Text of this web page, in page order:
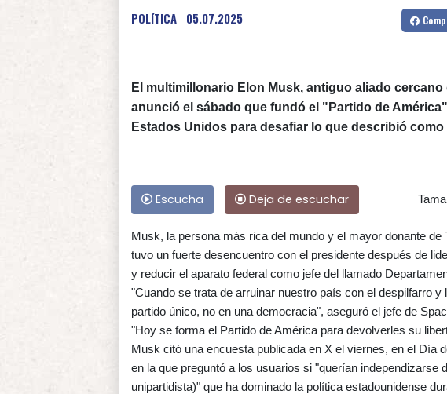
POLíTICA 05.07.2025
El multimillonario Elon Musk, antiguo aliado
anunció el sábado que fundó el "Partido de
Estados Unidos para desafiar lo que describió
Escucha Deja de escuchar
Musk, la persona más rica del mundo y el mayor donante de
tuvo un fuerte desencuentro con el presidente después de
y reducir el aparato federal como jefe del llamado
"Cuando se trata de arruinar nuestro país con el despilfarro
partido único, no en una democracia", aseguró el jefe de
"Hoy se forma el Partido de América para devolverles su
Musk citó una encuesta publicada en X el viernes, en el Día
en la que preguntó a los usuarios si "querían independizarse
unipartidista)" que ha dominado la política estadounidense